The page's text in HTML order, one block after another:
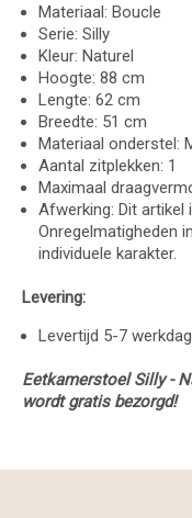
Materiaal: Boucle
Serie: Silly
Kleur: Naturel
Hoogte: 88 cm
Lengte: 62 cm
Breedte: 51 cm
Materiaal onderstel:
Aantal zitplekken: 1
Maximaal
Afwerking: Dit artikel
Onregelmatigheden
individuele karakter.
Levering:
Levertijd 5-7
Eetkamerstoel Silly -
wordt gratis bezorgd!